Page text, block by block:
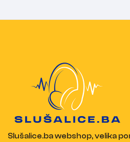
Slušalice.ba webshop, velika